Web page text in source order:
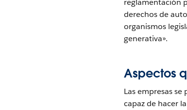
derechos de
organismos
generativa».
Aspectos
Las empresas
capaz de hacer